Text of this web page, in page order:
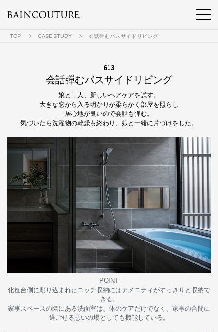
TOP CASE STUDY 会話弾むバスサイドリビング
613
会話弾むバスサイドリビング
娘と二人、新しいヘアケアを試す。
大きな窓から入る明かりが柔らかく部屋を照らし
居心地が良いので会話も弾む。
気づいたら洗濯物の乾燥も終わり、娘と一緒に片づけをした。
POINT
化粧台側に彫り込まれたニッチ収納にはアメニティがすっきりと収納で
きる。
家事スペースの隣にある洗面室は、体のケアだけでなく、家事の合間に
過ごせる憩いの場としても機能している。